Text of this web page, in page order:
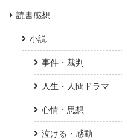
読書感想
小説
事件・裁判
人生・人間ドラマ
心情・思想
泣ける・感動